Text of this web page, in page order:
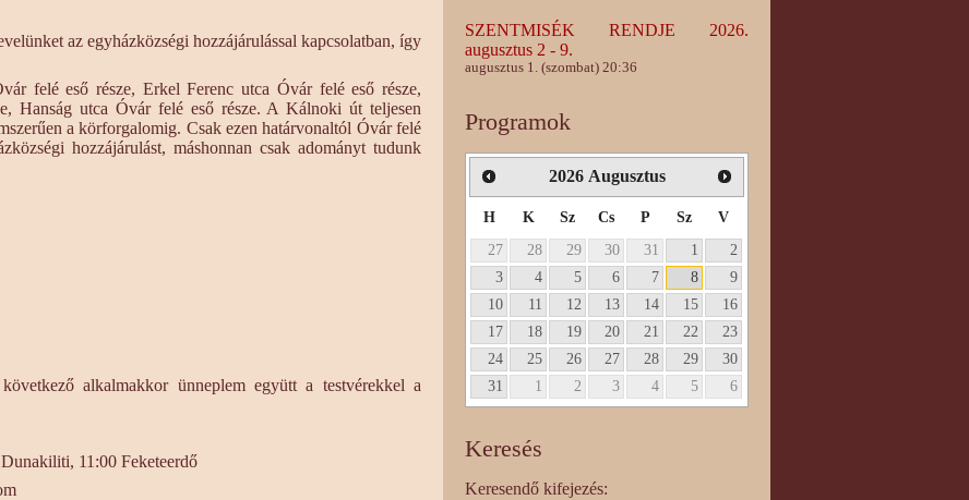
az egyházközségi hozzájárulással kapcsolatban, így
felé eső része, Erkel Ferenc utca Óvár felé eső része,
Hanság utca Óvár felé eső része. A Kálnoki út teljesen
a körforgalomig. Csak ezen határvonaltól Óvár felé
hozzájárulást, máshonnan csak adományt tudunk
alkalmakkor ünneplem együtt a testvérekkel a
11:00 Feketeerdő
SZENTMISÉK RENDJE 2026.
augusztus 2 - 9.
augusztus 1. (szombat) 20:36
Programok
2026 Augusztus
H K Sz Cs P Sz
V
27
28 29 30 31 1
2
3
4 5 6 7 8
9
10
11 12 13 14 15
16
17
18 19 20 21 22
23
24
25 26 27 28 29
30
31
1 2 3 4 5 6
Keresés
Keresendő kifejezés: